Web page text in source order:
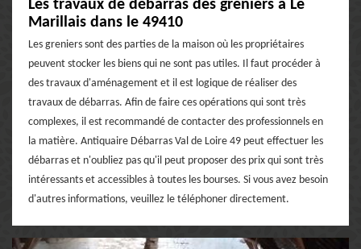
Les travaux de débarras des greniers à Le
Marillais dans le 49410
Les greniers sont des parties de la maison où les propriétaires
peuvent stocker les biens qui ne sont pas utiles. Il faut procéder à
des travaux d'aménagement et il est logique de réaliser des
travaux de débarras. Afin de faire ces opérations qui sont très
complexes, il est recommandé de contacter des professionnels en
la matière. Antiquaire Débarras Val de Loire 49 peut effectuer les
débarras et n'oubliez pas qu'il peut proposer des prix qui sont très
intéressants et accessibles à toutes les bourses. Si vous avez besoin
d'autres informations, veuillez le téléphoner directement.